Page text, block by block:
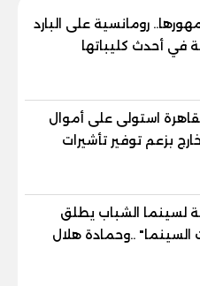
رومانسية على البارد
في أحدث كليباتها
استولى على أموال
بزعم توفير تأشيرات
لسينما الشباب يطلق
..وحمادة هلال